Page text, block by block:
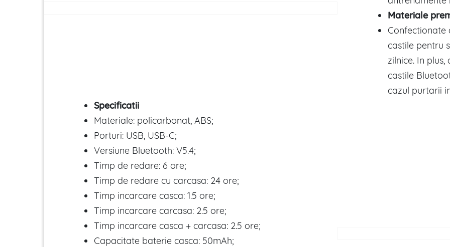
Materiale
Confectionate
castile pentru
zilnice. In
castile
cazul purtarii
Specificatii
Materiale: policarbonat, ABS;
Porturi: USB, USB-C;
Versiune Bluetooth: V5.4;
Timp de redare: 6 ore;
Timp de redare cu carcasa: 24 ore;
Timp incarcare casca: 1.5 ore;
Timp incarcare carcasa: 2.5 ore;
Timp incarcare casca + carcasa: 2.5 ore;
Capacitate baterie casca: 50mAh;